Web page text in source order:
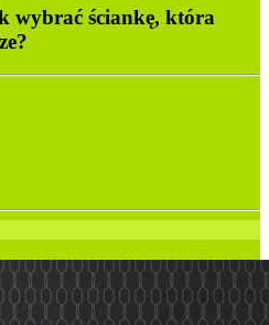
wybrać ściankę, która